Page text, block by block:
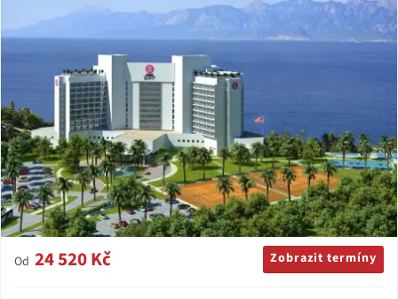
Od 24 520 Kč Zobrazit termíny